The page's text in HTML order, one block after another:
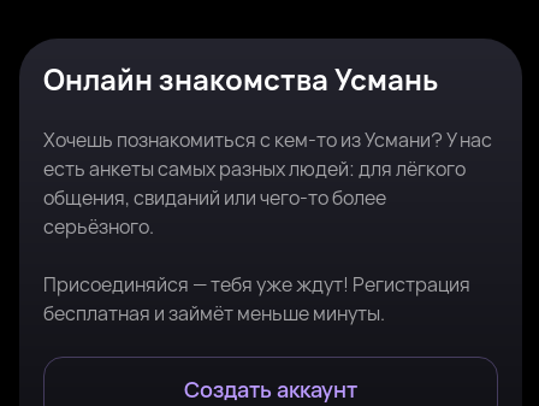
Онлайн знакомства Усмань
Хочешь познакомиться с кем-то из Усмани? У нас
есть анкеты самых разных людей: для лёгкого
общения, свиданий или чего-то более
серьёзного.
Присоединяйся — тебя уже ждут! Регистрация
бесплатная и займёт меньше минуты.
Создать аккаунт